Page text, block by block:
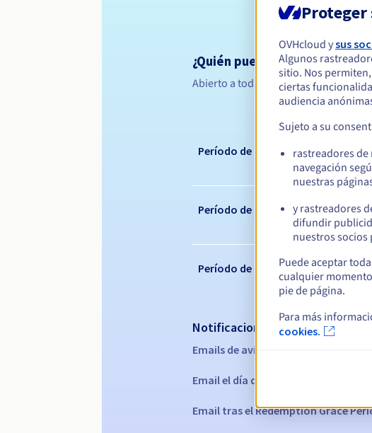
¿Quién puede registrar un
Abierto a todas las personas físicas
Período de registro
Período de renovación
Período de redención
Notificaciones automáticas:
Emails de aviso:
Email el día del vencimiento para
Email tras el Redemption Grace
OVHcloud ysus
Algunos
sitio. Nos
ciertas
audiencia
Sujeto a su
rastreadores
navegación
nuestras
y rastreadores
difundir
nuestros socios
Puede aceptar
cualquier
pie de página.
Para más
cookies.